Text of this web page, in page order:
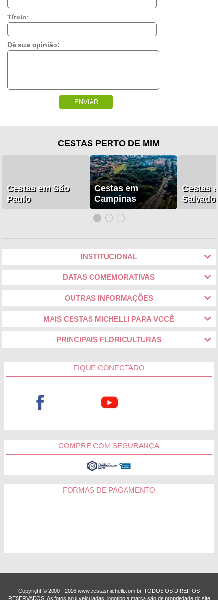
Título:
Dê sua opinião:
ENVIAR
CESTAS PERTO DE MIM
Cestas em São
Paulo
Cestas em
Campinas
Cestas
INSTITUCIONAL
DATAS COMEMORATIVAS
OUTRAS INFORMAÇÕES
MAIS CESTAS MICHELLI PARA VOCÊ
PRINCIPAIS FLORICULTURAS
FIQUE CONECTADO
COMPRE COM SEGURANÇA
FORMAS DE PAGAMENTO
Copyright © 2000 - ­2026 www.cestasmichelli.com.br, TODOS OS DIREITOS
RESERVADOS. As fotos aqui veiculadas, logotipo e marca são de propriedade do site